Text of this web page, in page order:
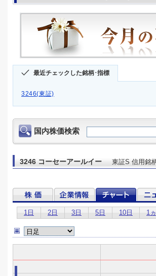
最近チェックした銘柄･指標
3246(東証)